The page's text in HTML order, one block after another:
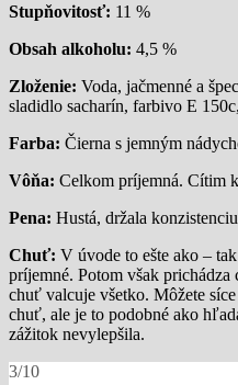
Stupňovitosť: 11 %
Obsah alkoholu: 4,5 %
Zloženie: Voda, jačmenné a
sladidlo sacharín, farbivo E
Farba: Čierna s jemným
Vôňa: Celkom príjemná. Cítim
Pena: Hustá, držala
Chuť: V úvode to ešte ako –
príjemné. Potom však
chuť valcuje všetko. Môžete
chuť, ale je to podobné ako
zážitok nevylepšila.
3/10